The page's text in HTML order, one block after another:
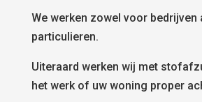
We werken zowel voor bedrijven
particulieren.
Uiteraard werken wij met
het werk of uw woning proper